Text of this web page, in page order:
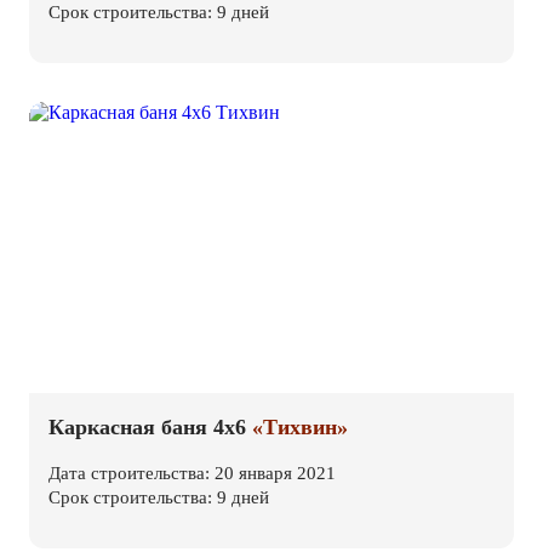
Срок строительства: 9 дней
Каркасная баня 4х6 «Тихвин»
Дата строительства: 20 января 2021
Срок строительства: 9 дней